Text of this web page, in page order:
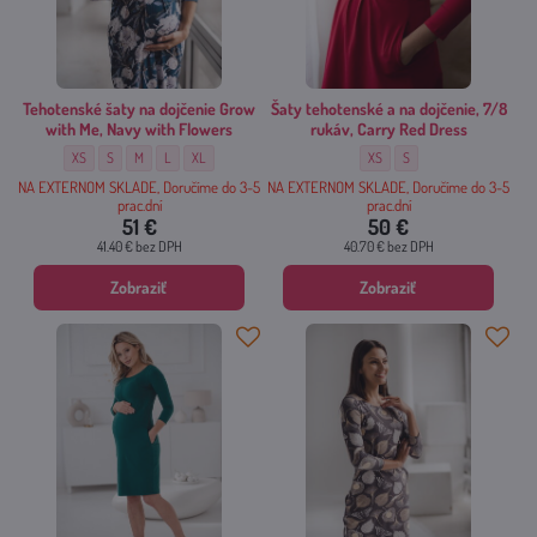
Tehotenské šaty na dojčenie Grow
with Me, Navy with Flowers
Tehotenské šaty na dojčenie Grow with Me, Navy with Flowers - Veľkosť:
XS Tehotenské šaty na dojčenie Grow with Me, Navy with Flowers - Veľkosť:
S Tehotenské šaty na dojčenie Grow with Me, Navy with Flowers - Veľkosť:
M Tehotenské šaty na dojčenie Grow with Me, Navy with Flowers -
L Tehotenské šaty na dojčenie Grow with Me, Navy with Flowers
XL
NA EXTERNOM SKLADE, Doručíme do 3-5
prac.dní
51 €
41.40 €bez DPH
Zobraziť
Šaty tehotenské a na dojčenie, 7/8
rukáv, Carry Red Dress
Šaty tehotenské a na
XS Šaty tehotenské a na
S
NA EXTERNOM SKLADE, Doručíme do 3-5
prac.dní
50 €
40.70 €bez DPH
Zobraziť